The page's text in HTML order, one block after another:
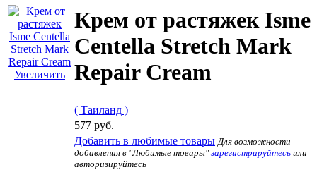
Увеличить
Крем от растяжек Isme
Centella Stretch Mark
Repair Cream
( Таиланд )
577 руб.
Добавить в любимые товары Для возможности
добавления в "Любимые товары"зарегистрируйтесь или
авторизируйтесь